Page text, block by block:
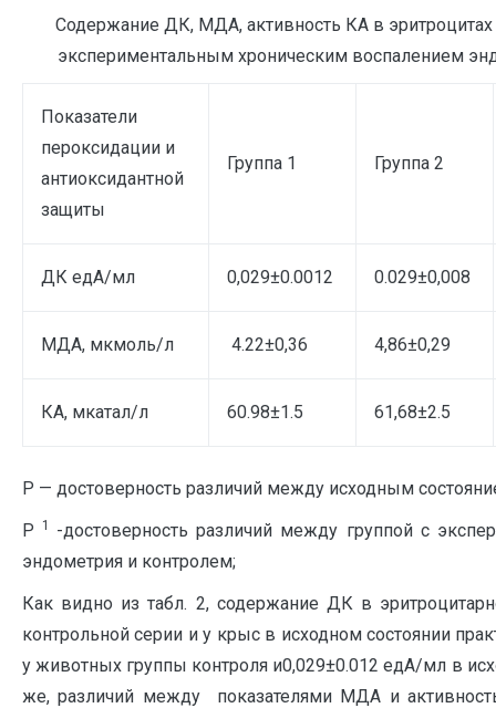
Содержание ДК, МДА, активность КА в
экспериментальным хроническим воспалением
Показатели
пероксидации и
антиоксидантной
защиты
Группа 1 Группа 2
ДК едА/мл 0,029±0.0012 0.029±0,008
МДА, мкмоль/л 4.22±0,36 4,86±0,29
КА, мкатал/л 60.98±1.5 61,68±2.5
Р — достоверность различий между исходным
Р
1 -достоверность различий между группой с
эндометрия и контролем;
Как видно из табл. 2, содержание ДК в
контрольной серии и у крыс в исходном состоянии
у животных группы контроля и0,029±0.012 едА/мл в
же, различий между показателями МДА и